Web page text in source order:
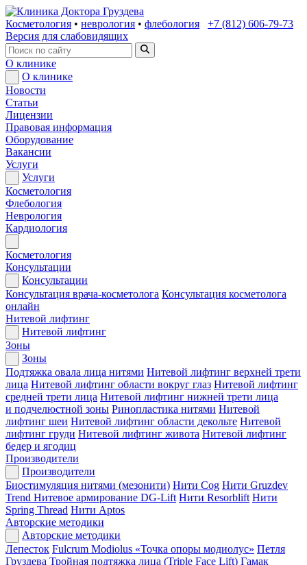
Косметология • неврология • флебология
+7 (812) 606-79-73
Версия для слабовидящих
О клинике
О клинике
Новости
Статьи
Лицензии
Правовая информация
Оборудование
Вакансии
Услуги
Услуги
Косметология
Флебология
Неврология
Кардиология
Косметология
Консультации
Консультации
Консультация врача-косметолога Консультация косметолога
онлайн
Нитевой лифтинг
Нитевой лифтинг
Зоны
Зоны
Подтяжка овала лица нитями Нитевой лифтинг верхней трети
лица Нитевой лифтинг области вокруг глаз Нитевой лифтинг
средней трети лица Нитевой лифтинг нижней трети лица
и подчелюстной зоны Ринопластика нитями Нитевой
лифтинг шеи Нитевой лифтинг области декольте Нитевой
лифтинг груди Нитевой лифтинг живота Нитевой лифтинг
бедер и ягодиц
Производители
Производители
Биостимуляция нитями (мезонити) Нити Cog Нити Gruzdev
Trend Нитевое армирование DG-Lift Нити Resorblift Нити
Spring Thread Нити Aptos
Авторские методики
Авторские методики
Лепесток Fulcrum Modiolus «Точка опоры модиолус» Петля
Груздева Тройная подтяжка лица (Triple Face Lift) Гамак